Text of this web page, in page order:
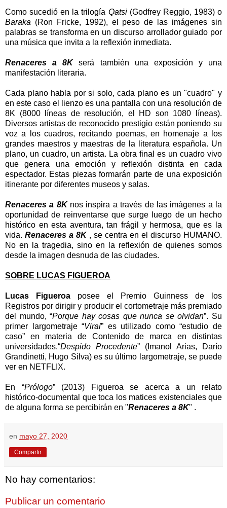
Como sucedió en la trilogía Qatsi (Godfrey Reggio, 1983) o
Baraka (Ron Fricke, 1992), el peso de las imágenes sin
palabras se transforma en un discurso arrollador guiado por
una música que invita a la reflexión inmediata.
Renaceres a 8Kserá también una exposición y una
manifestación literaria.
Cada plano habla por si solo, cada plano es un "cuadro" y
en este caso el lienzo es una pantalla con una resolución de
8K (8000 líneas de resolución, el HD son 1080 líneas).
Diversos artistas de reconocido prestigio están poniendo su
voz a los cuadros, recitando poemas, en homenaje a los
grandes maestros y maestras de la literatura española. Un
plano, un cuadro, un artista. La obra final es un cuadro vivo
que genera una emoción y reflexión distinta en cada
espectador. Estas piezas formarán parte de una exposición
itinerante por diferentes museos y salas.
Renaceres a 8Knos inspira a través de las imágenes a la
oportunidad de reinventarse que surge luego de un hecho
histórico en esta aventura, tan frágil y hermosa, que es la
vida. Renaceres a 8K, se centra en el discurso HUMANO.
No en la tragedia, sino en la reflexión de quienes somos
desde la imagen desnuda de las ciudades.
SOBRE LUCAS FIGUEROA
Lucas Figueroa posee el Premio Guinness de los
Registros por dirigir y producir el cortometraje más premiado
del mundo, “Porque hay cosas que nunca se olvidan”. Su
primer largometraje “Viral” es utilizado como “estudio de
caso” en materia de Contenido de marca en distintas
universidades.“Despido Procedente” (Imanol Arias, Darío
Grandinetti, Hugo Silva) es su último largometraje, se puede
ver en NETFLIX.
En “Prólogo” (2013) Figueroa se acerca a un relato
histórico-documental que toca los matices existenciales que
de alguna forma se percibirán en "Renaceres a 8K" .
en mayo 27, 2020
Compartir
No hay comentarios:
Publicar un comentario